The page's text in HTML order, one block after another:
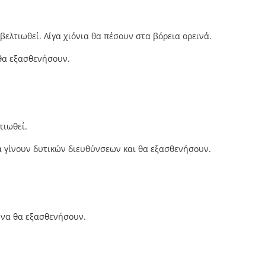
Λίγα χιόνια θα πέσουν στα βόρεια ορεινά.
εξασθενήσουν.
δυτικών διευθύνσεων και θα εξασθενήσουν.
θα εξασθενήσουν.